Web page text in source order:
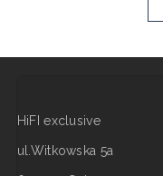
HiFI exclusive
ul.Witkowska 5a